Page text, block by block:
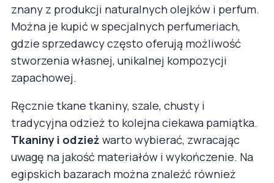
znany z produkcji naturalnych olejków i perfum.
Można je kupić w specjalnych perfumeriach,
gdzie sprzedawcy często oferują możliwość
stworzenia własnej, unikalnej kompozycji
zapachowej.
Ręcznie tkane tkaniny, szale, chusty i
tradycyjna odzież to kolejna ciekawa pamiątka.
Tkaniny i odzież warto wybierać, zwracając
uwagę na jakość materiałów i wykończenie. Na
egipskich bazarach można znaleźć również